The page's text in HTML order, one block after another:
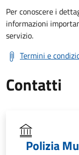
Per conoscere i
informazioni
servizio.
Termini e
Contatti
Polizia